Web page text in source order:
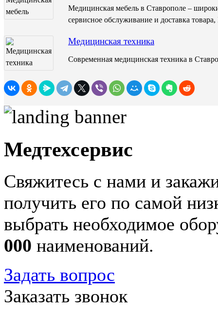
Медицинская мебель в Ставрополе –
сервисное обслуживание и доставка
Медицинская техника
Современная медицинская техника в
Медтехсервис
Свяжитесь с нами и
получить его по самой
выбрать необходимое
000 наименований.
Задать вопрос
Заказать звонок